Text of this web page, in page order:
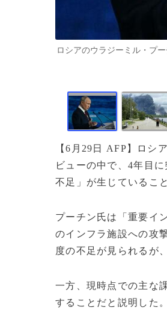
ロシアのウラジーミル・プ
【6月29日 AFP】ロシ
ビューの中で、4年目
不足」が生じているこ
プーチン氏は「重要イ
のインフラ施設への攻
度の不足が見られるが
一方、現時点での主な
することだと説明した。